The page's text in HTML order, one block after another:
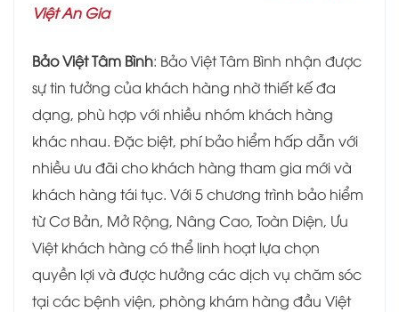
Việt An Gia
Bảo Việt Tâm Bình: Bảo Việt Tâm Bình nhận được
sự tin tưởng của khách hàng nhờ thiết kế đa
dạng, phù hợp với nhiều nhóm khách hàng
khác nhau. Đặc biệt, phí bảo hiểm hấp dẫn với
nhiều ưu đãi cho khách hàng tham gia mới và
khách hàng tái tục. Với 5 chương trình bảo hiểm
từ Cơ Bản, Mở Rộng, Nâng Cao, Toàn Diện, Ưu
Việt khách hàng có thể linh hoạt lựa chọn
quyền lợi và được hưởng các dịch vụ chăm sóc
tại các bệnh viện, phòng khám hàng đầu Việt